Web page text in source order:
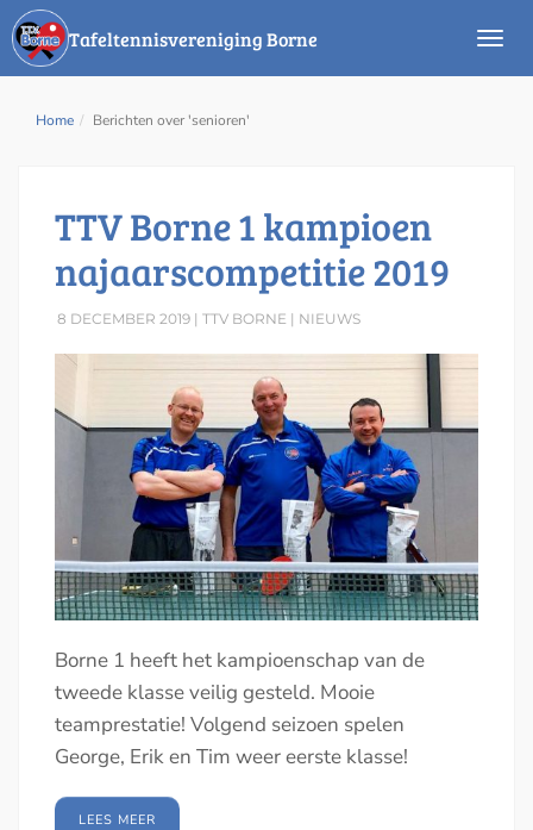
Tafeltennisvereniging Borne
Home Berichten over 'senioren'
TTV Borne 1 kampioen
najaarscompetitie 2019
8 DECEMBER 2019 | TTV BORNE | NIEUWS
Borne 1 heeft het kampioenschap van de
tweede klasse veilig gesteld. Mooie
teamprestatie! Volgend seizoen spelen
George, Erik en Tim weer eerste klasse!
LEES MEER